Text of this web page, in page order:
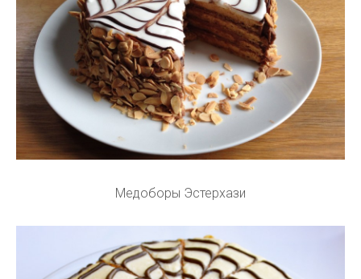
Медоборы Эстерхази